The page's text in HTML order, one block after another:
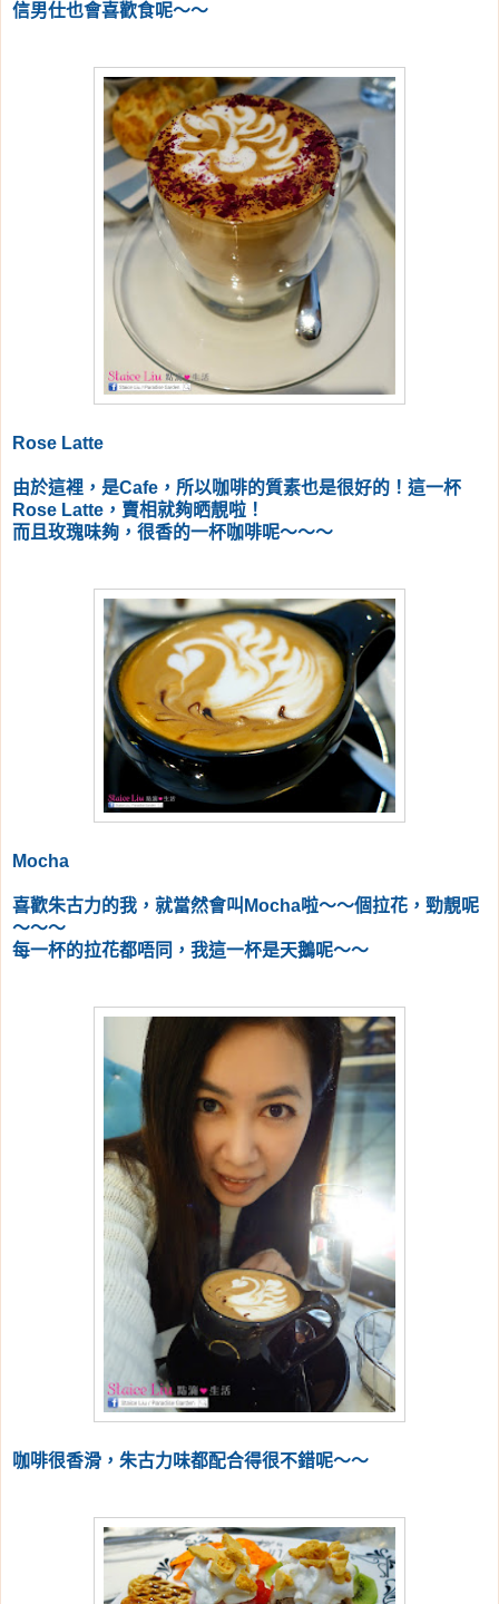
信男仕也會喜歡食呢～～
Rose Latte
由於這裡，是Cafe，所以咖啡的質素也是很好的！這一杯
Rose Latte，賣相就夠晒靚啦！
而且玫瑰味夠，很香的一杯咖啡呢～～～
Mocha
喜歡朱古力的我，就當然會叫Mocha啦～～個拉花，勁靚呢
～～～
每一杯的拉花都唔同，我這一杯是天鵝呢～～
咖啡很香滑，朱古力味都配合得很不錯呢～～